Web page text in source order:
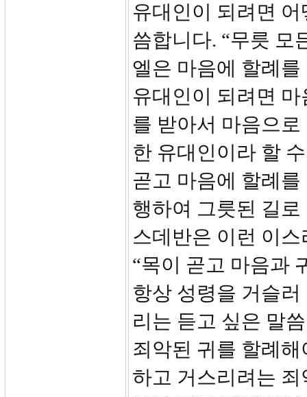
유대인이 되려면
씀합니다. “무릇 모
엘은 마음에 할례
유대인이 되려면
를 받아서 마음으
한 유대인이라 할
곧고 마음에 할례
행하여 그릇된 길
스데반은 이런 이
“목이 곧고 마음과
항상 성령을 거슬
리는 듣고 싶은 말
죄악된 귀를 할례
하고 거스리려는